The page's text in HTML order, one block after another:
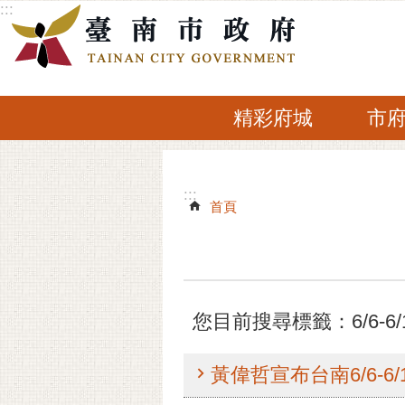
跳到主要內容區塊
:::
精彩府城 市
:::
:::
首頁
您目前搜尋標籤：6/6-
黃偉哲宣布台南6/6-